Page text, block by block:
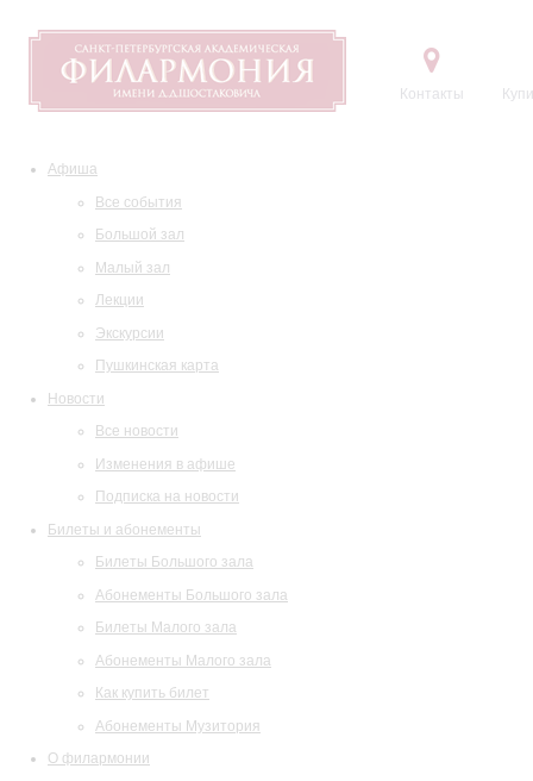
Контакты
Афиша
Все события
Большой зал
Малый зал
Лекции
Экскурсии
Пушкинская карта
Новости
Все новости
Изменения в афише
Подписка на новости
Билеты и абонементы
Билеты Большого зала
Абонементы Большого зала
Билеты Малого зала
Абонементы Малого зала
Как купить билет
Абонементы Музитория
О филармонии